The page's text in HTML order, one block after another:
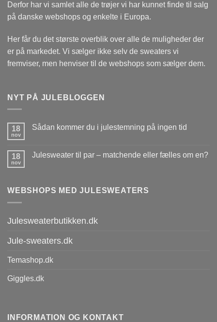
Derfor har vi samlet alle de trøjer vi har kunnet finde til salg
på danske webshops og enkelte i Europa.
Her får du det største overblik over alle de muligheder der
er på markedet. Vi sælger ikke selv de sweaters vi
fremviser, men henviser til de webshops som sælger dem.
NYT PÅ JULEBLOGGEN
18
nov
Sådan kommer du i julestemning på ingen tid
18
nov
Julesweater til par – matchende eller fælles om en?
WEBSHOPS MED JULESWEATERS
Julesweaterbutikken.dk
Jule-sweaters.dk
Temashop.dk
Giggles.dk
INFORMATION OG KONTAKT